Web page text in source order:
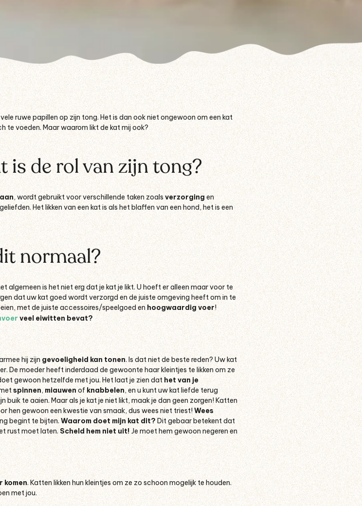
ruwe papillen op zijn tong. Het is dan ook niet ongewoon om een kat
te voeden. Maar waarom likt de kat mij ook?
is de rol van zijn tong?
, wordt gebruikt voor verschillende taken zoalsverzorging en
Het likken van een kat is als het blaffen van een hond, het is een
normaal?
algemeen is het niet erg dat je kat je likt. U hoeft er alleen maar voor te
dat uw kat goed wordt verzorgd en de juiste omgeving heeft om in te
met de juiste accessoires/speelgoed en hoogwaardig voer!
veel eiwitten bevat?
hij zijn gevoeligheid kan tonen. Is dat niet de beste reden? Uw kat
De moeder heeft inderdaad de gewoonte haar kleintjes te likken om ze
gewoon hetzelfde met jou. Het laat je zien dathet van je
spinnen, miauwen of knabbelen, en u kunt uw kat liefde terug
te aaien. Maar als je kat je niet likt, maak je dan geen zorgen! Katten
hen gewoon een kwestie van smaak, dus wees niet triest!Wees
begint te bijten. Waarom doet mijn kat dit?Dit gebaar betekent dat
rust moet laten. Scheld hem niet uit! Je moet hem gewoon negeren en
komen. Katten likken hun kleintjes om ze zo schoon mogelijk te houden.
met jou.